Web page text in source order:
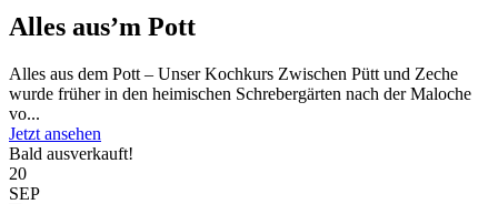
Alles aus’m Pott
Alles aus dem Pott – Unser Kochkurs Zwischen Pütt und Zeche
wurde früher in den heimischen Schrebergärten nach der Maloche
vo...
Jetzt ansehen
Bald ausverkauft!
20
SEP